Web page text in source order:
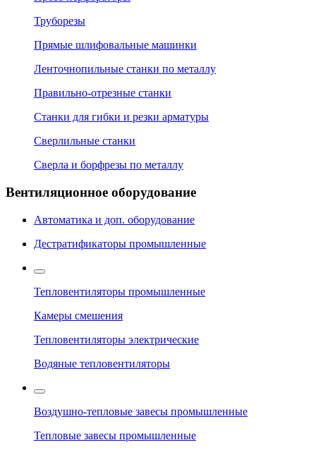
Труборезы
Прямые шлифовальные машинки
Ленточнопильные станки по металлу
Правильно-отрезные станки
Станки для гибки и резки арматуры
Сверлильные станки
Сверла и борфрезы по металлу
Вентиляционное оборудование
Автоматика и доп. оборудование
Дестратификаторы промышленные
Тепловентиляторы промышленные
Камеры смешения
Тепловентиляторы электрические
Водяные тепловентиляторы
Воздушно-тепловые завесы промышленные
Тепловые завесы промышленные